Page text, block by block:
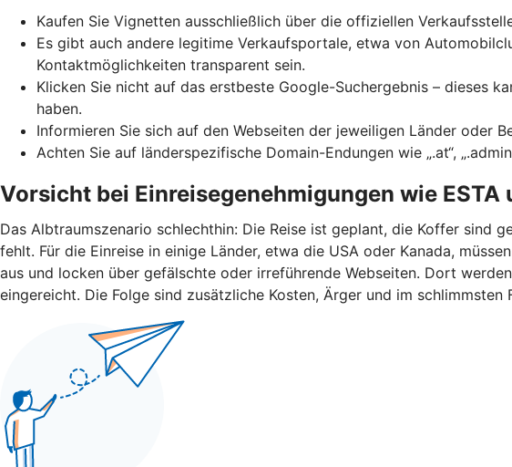
Kaufen Sie Vignetten ausschließlich über die offiziellen
Es gibt auch andere legitime Verkaufsportale, etwa von
Kontaktmöglichkeiten transparent sein.
Klicken Sie nicht auf das erstbeste Google-Suchergebnis – dieses
haben.
Informieren Sie sich auf den Webseiten der jeweiligen Länder oder
Achten Sie auf länderspezifische Domain-Endungen wie „.at“,
Vorsicht bei Einreisegenehmigungen wie ESTA
Das Albtraumszenario schlechthin: Die Reise ist geplant, die Koffer sind
fehlt. Für die Einreise in einige Länder, etwa die USA oder Kanada,
aus und locken über gefälschte oder irreführende Webseiten. Dort
eingereicht. Die Folge sind zusätzliche Kosten, Ärger und im schlimmsten